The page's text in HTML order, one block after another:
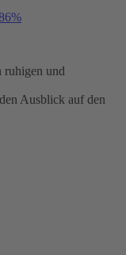
ruhigen und
Ausblick auf den